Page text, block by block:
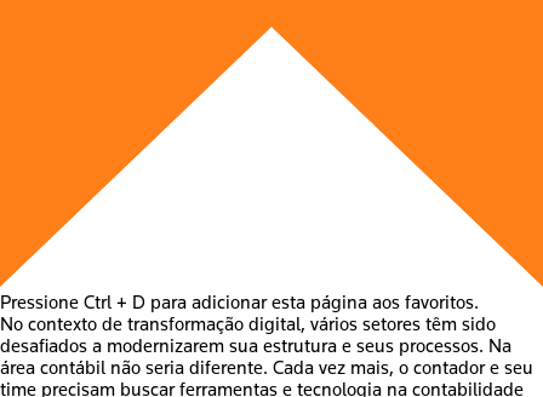
Pressione Ctrl + D para adicionar esta página aos favoritos.
No contexto de transformação digital, vários setores têm sido
desafiados a modernizarem sua estrutura e seus processos. Na
área contábil não seria diferente. Cada vez mais, o contador e seu
time precisam buscar ferramentas e tecnologia na contabilidade